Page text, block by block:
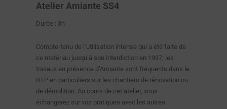
Atelier Amiante SS4
Durée : 3h
Compte-tenu de l’utilisation intense qui a été faite de
ce matériau jusqu’à son interdiction en 1997, les
travaux en présence d’Amiante sont fréquents dans le
BTP en particuliers sur les chantiers de rénovation ou
de démolition. Au cours de cet atelier, vous
échangerez sur vos pratiques avec les autres